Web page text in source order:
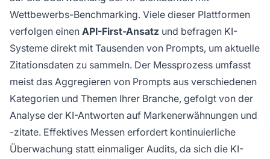
Wettbewerbs-Benchmarking. Viele dieser Plattformen
verfolgen einen API-First-Ansatz und befragen KI-
Systeme direkt mit Tausenden von Prompts, um aktuelle
Zitationsdaten zu sammeln. Der Messprozess umfasst
meist das Aggregieren von Prompts aus verschiedenen
Kategorien und Themen Ihrer Branche, gefolgt von der
Analyse der KI-Antworten auf Markenerwähnungen und
-zitate. Effektives Messen erfordert kontinuierliche
Überwachung statt einmaliger Audits, da sich die KI-